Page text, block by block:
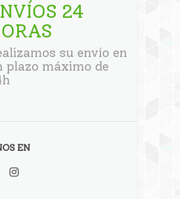
24
su envío en
plazo máximo de
EN